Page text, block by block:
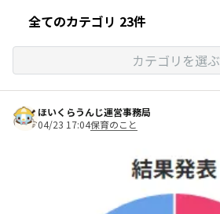
全てのカテゴリ 23件
カテゴリを選ぶ
ほいくらうんじ運営事務局
04/23 17:04保育のこと